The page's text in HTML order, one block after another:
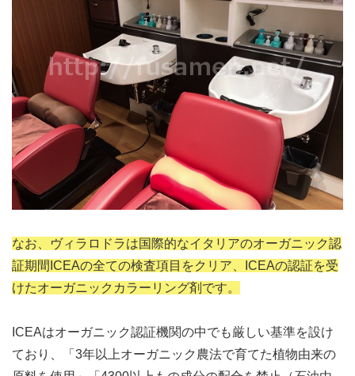
なお、ヴィラロドラは国際的なイタリアのオーガニック認
証期間ICEAの全ての検査項目をクリア、ICEAの認証を受
けたオーガニックカラーリング剤です。
ICEAはオーガニック認証機関の中でも厳しい基準を設け
ており、「3年以上オーガニック農法で育てた植物由来の